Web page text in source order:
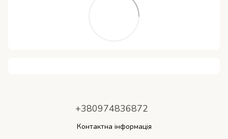
+380974836872
Контактна інформація